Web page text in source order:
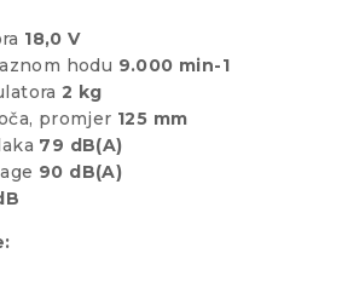
18,0 V
hodu 9.000 min-1
2 kg
promjer 125 mm
79 dB(A)
90 dB(A)